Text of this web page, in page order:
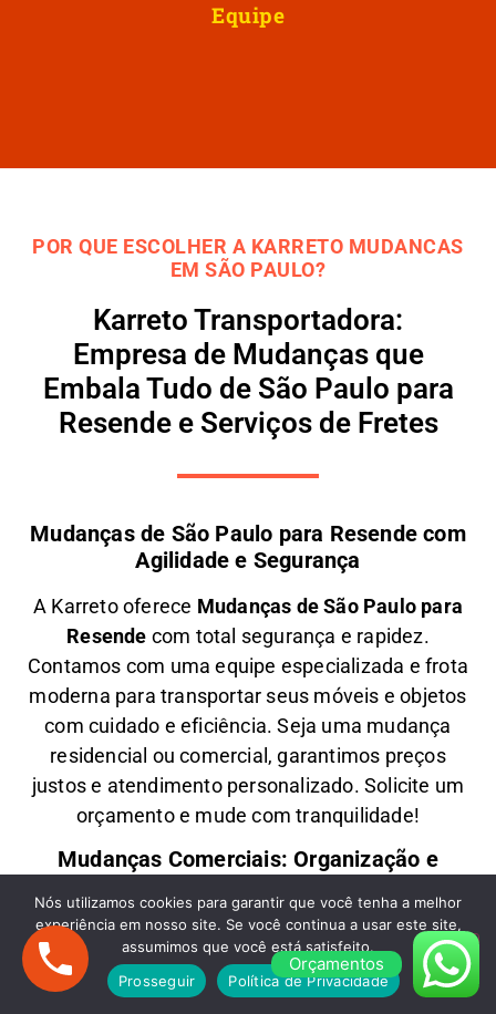
Equipe
POR QUE ESCOLHER A KARRETO MUDANCAS
EM SÃO PAULO?
Karreto Transportadora:
Empresa de Mudanças que
Embala Tudo de São Paulo para
Resende e Serviços de Fretes
Mudanças de São Paulo para Resende com
Agilidade e Segurança
A Karretooferece Mudanças de São Paulo para
Resende com total segurança e rapidez.
Contamos com uma equipe especializada e frota
moderna para transportar seus móveis e objetos
comcuidado e eficiência. Seja uma mudança
residencial ou comercial , garantimos preços
justos e atendimento personalizado. Solicite um
orçamento e mude com tranquilidade!
Mudanças Comerciais: Organização e
Precisa de umaMudança Comercialde São
Paulo para Resende ? AKarretocuida de toda a
logística paraescritórios, lojas e empresas,
Orçamentos
Nós utilizamos cookies para garantir que você tenha a melhor
experiência em nosso site. Se você continua a usar este site,
assumimos que você está satisfeito.
Prosseguir
Política de Privacidade